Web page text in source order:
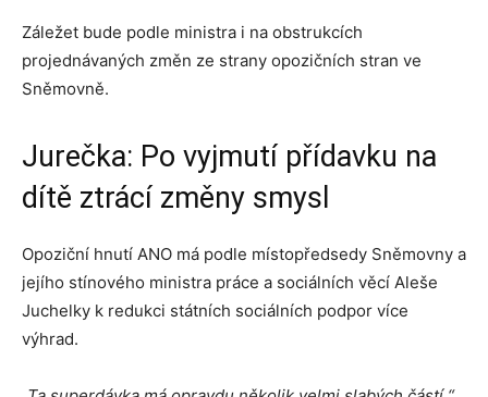
Záležet bude podle ministra i na obstrukcích
projednávaných změn ze strany opozičních stran ve
Sněmovně.
Jurečka: Po vyjmutí přídavku na
dítě ztrácí změny smysl
Opoziční hnutí ANO má podle místopředsedy Sněmovny a
jejího stínového ministra práce a sociálních věcí Aleše
Juchelky k redukci státních sociálních podpor více
výhrad.